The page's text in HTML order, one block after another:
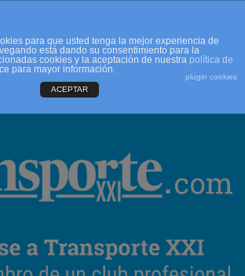
CONTACTO
para que usted tenga la mejor experiencia de
está dando su consentimiento para la
cookies y la aceptación de nuestra política de
para mayor información.
plugin cookies
ACEPTAR